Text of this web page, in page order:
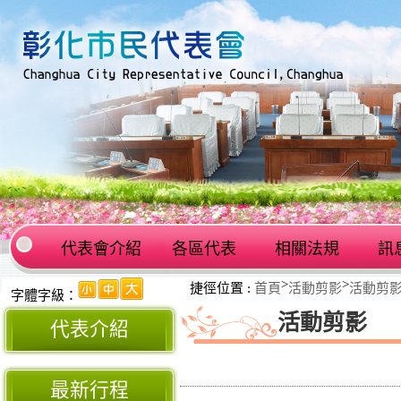
代表會介紹 各區代表 相關法規 訊
字體字級：
代表介紹
最新行程
捷徑位置 : 首頁>活動剪影>活動剪
活動剪影